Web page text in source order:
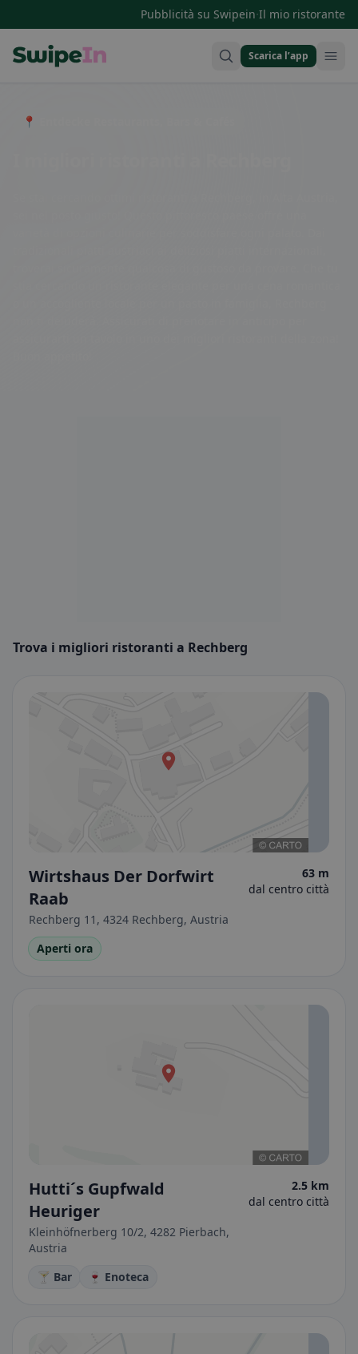
Pubblicità su Swipein·Il mio ristorante
Scarica l’app
📍 Entdecke Restaurants, Bars & Cafés
Trova i migliori ristoranti a Rechberg
Wirtshaus Der Dorfwirt
Raab
Rechberg 11, 4324 Rechberg, Austria
63 m
dal centro città
Aperti ora
Hutti´s Gupfwald
Heuriger
Kleinhöfnerberg 10/2, 4282 Pierbach,
Austria
2.5 km
dal centro città
🍸 Bar 🍷 Enoteca